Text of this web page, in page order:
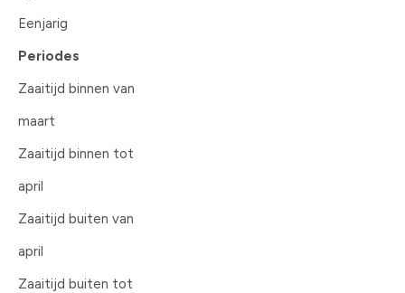
Eenjarig
Periodes
Zaaitijd binnen van
maart
Zaaitijd binnen tot
april
Zaaitijd buiten van
april
Zaaitijd buiten tot